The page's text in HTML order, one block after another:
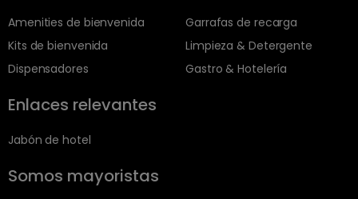
Amenities de bienvenida
Kits de bienvenida
Dispensadores
Garrafas de recarga
Limpieza & Detergente
Gastro & Hotelería
Enlaces relevantes
Jabón de hotel
Somos mayoristas